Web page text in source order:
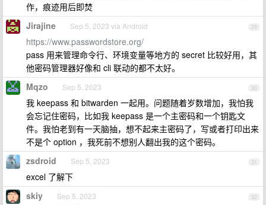
作，痕迹用后即焚
29
Jirajine Sep 5, 2023 via Android
https://www.passwordstore.org/
pass 用来管理命令行、环境变量等地方的 secret 比较好用，其
他密码管理器好像和 cli 联动的都不太好。
30
Mqzo Sep 5, 2023
我 keepass 和 bitwarden 一起用。问题随着岁数增加，我怕我
会忘记住密码，比如我 keepass 是一个主密码和一个钥匙文
件。我怕老到有一天脑抽，想不起来主密码了，写或者打印出来
不是个 option ，我死前不想别人翻出我的这个密码。
31
zsdroid Sep 5, 2023
excel 了解下
32
skiy Sep 5, 2023